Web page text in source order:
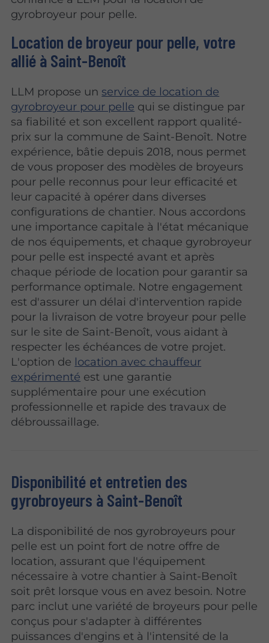
gyrobroyeur pour pelle.
Location de broyeur pour pelle, votre
allié à Saint-Benoît
LLM propose un service de location de
gyrobroyeur pour pelle qui se distingue par
sa fiabilité et son excellent rapport qualité-
prix sur la commune de Saint-Benoît. Notre
expérience, bâtie depuis 2018, nous permet
de vous proposer des modèles de broyeurs
pour pelle reconnus pour leur efficacité et
leur capacité à opérer dans diverses
configurations de chantier. Nous accordons
une importance capitale à l'état mécanique
de nos équipements, et chaque gyrobroyeur
pour pelle est inspecté avant et après
chaque période de location pour garantir sa
performance optimale. Notre engagement
est d'assurer un délai d'intervention rapide
pour la livraison de votre broyeur pour pelle
sur le site de Saint-Benoît, vous aidant à
respecter les échéances de votre projet.
L'option de location avec chauffeur
expérimenté est une garantie
supplémentaire pour une exécution
professionnelle et rapide des travaux de
débroussaillage.
Disponibilité et entretien des
gyrobroyeurs à Saint-Benoît
La disponibilité de nos gyrobroyeurs pour
pelle est un point fort de notre offre de
location, assurant que l'équipement
nécessaire à votre chantier à Saint-Benoît
soit prêt lorsque vous en avez besoin. Notre
parc inclut une variété de broyeurs pour pelle
conçus pour s'adapter à différentes
puissances d'engins et à l'intensité de la